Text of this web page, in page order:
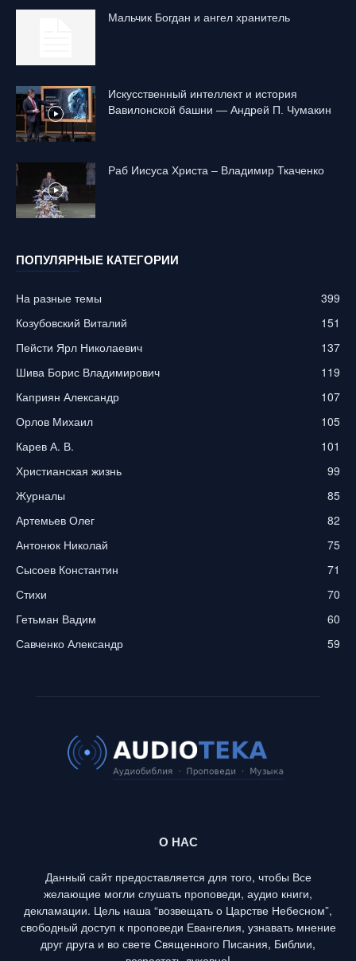
Mальчик Богдан и ангел хранитель
Искусственный интеллект и история
Вавилонской башни — Андрей П. Чумакин
Раб Иисуса Христа – Владимир Ткаченко
ПОПУЛЯРНЫЕ КАТЕГОРИИ
На разные темы
399
Козубовский Виталий
151
Пейсти Ярл Николаевич
137
Шива Борис Владимирович
119
Каприян Александр
107
Орлов Михаил
105
Карев А. В.
101
Христианская жизнь
99
Журналы
85
Артемьев Олег
82
Антонюк Николай
75
Сысоев Константин
71
Стихи
70
Гетьман Вадим
60
Савченко Александр
59
О НАС
Данный сайт предоставляется для того, чтобы Все
желающие могли слушать проповеди, аудио книги,
декламации. Цель наша “возвещать о Царстве Небесном”,
свободный доступ к проповеди Евангелия, узнавать мнение
друг друга и во свете Священного Писания, Библии,